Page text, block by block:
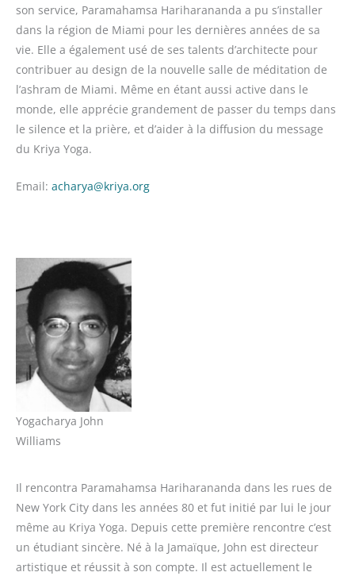
son service, Paramahamsa Hariharananda a pu s’installer
dans la région de Miami pour les dernières années de sa
vie. Elle a également usé de ses talents d’architecte pour
contribuer au design de la nouvelle salle de méditation de
l’ashram de Miami. Même en étant aussi active dans le
monde, elle apprécie grandement de passer du temps dans
le silence et la prière, et d’aider à la diffusion du message
du Kriya Yoga.
Email: acharya@kriya.org
Yogacharya John
Williams
Il rencontra Paramahamsa Hariharananda dans les rues de
New York City dans les années 80 et fut initié par lui le jour
même au Kriya Yoga. Depuis cette première rencontre c’est
un étudiant sincère. Né à la Jamaïque, John est directeur
artistique et réussit à son compte. Il est actuellement le